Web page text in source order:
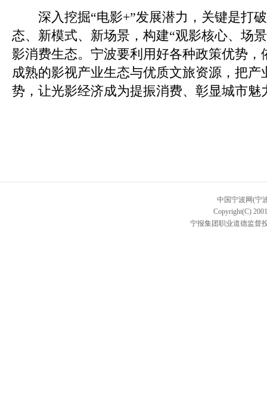
深入挖掘“电影+”发展潜力，关键是打
态、新模式、新场景，构建“观影核心、场
影消费生态。宁波要利用好各种政策优势，
成熟的影视产业生态与优质文旅资源，把产
势，让光影经济成为提振消费、彰显城市魅
中国宁波网(宁
Copyright(C)
宁报集团职业道德监督